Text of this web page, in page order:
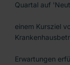
Quartal auf
einem Kursziel
Erwartungen